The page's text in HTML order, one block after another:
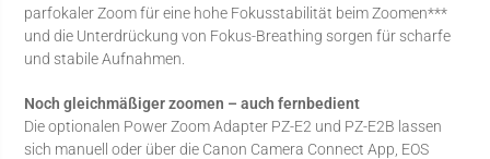
parfokaler Zoom für eine hohe Fokusstabilität beim Zoomen***
und die Unterdrückung von Fokus-Breathing sorgen für scharfe
und stabile Aufnahmen.
Noch gleichmäßiger zoomen – auch fernbedient
Die optionalen Power Zoom Adapter PZ-E2 und PZ-E2B lassen
sich manuell oder über die Canon Camera Connect App, EOS